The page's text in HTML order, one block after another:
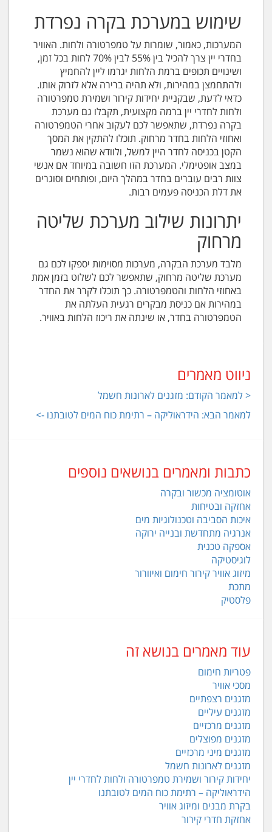
שימוש במערכת בקרה נפרדת
המערכות, כאמור, שומרות על טמפרטורה ולחות. האוויר
בחדרי יין צרך להכיל בין 55% לבין 70% לחות בכל זמן,
ושינויים תכופים ברמת הלחות יגרמו ליין להחמיץ
ולהתחמצן במהירות, ולא תהיה ברירה אלא לזרוק אותו.
כדאי לדעת, שבקניית יחידות קירור ושמירת טמפרטורה
ולחות לחדרי יין ברמה מקצועית, תקבלו גם מערכת
בקרה נפרדת, שתאפשר לכם לעקוב אחרי הטמפרטורה
ואחוזי הלחות בחדר מרחוק. תוכלו להתקין את המסך
הקטן בכניסה לחדר היין למשל, ולוודא שהוא נשמר
במצב אופטימלי. המערכת הזו חשובה במיוחד אם אנשי
צוות רבים עוברים בחדר במהלך היום, ופותחים וסוגרים
את דלת הכניסה פעמים רבות.
יתרונות שילוב מערכת שליטה
מרחוק
מלבד מערכת הבקרה, מערכות מסוימות יספקו לכם גם
מערכת שליטה מרחוק, שתאפשר לכם לשלוט בזמן אמת
באחוזי הלחות והטמפרטורה. כך תוכלו לקרר את החדר
במהירות אם כניסת מבקרים רגעית העלתה את
הטמפרטורה בחדר, או שינתה את ריכוז הלחות באוויר.
ניווט מאמרים
< למאמר הקודם: מזגנים לארונות חשמל
למאמר הבא: הידראוליקה – רתימת כוח המים לטובתנו ->
כתבות ומאמרים בנושאים נוספים
אוטומציה מכשור ובקרה
אחזקה ובטיחות
איכות הסביבה וטכנולוגיות מים
אנרגיה מתחדשת ובנייה ירוקה
אספקה טכנית
לוגיסטיקה
מיזוג אוויר קירור חימום ואיוורור
מתכת
פלסטיק
עוד מאמרים בנושא זה
פטריות חימום
מסכי אוויר
מזגנים רצפתיים
מזגנים עיליים
מזגנים מרכזיים
מזגנים מפוצלים
מזגנים מיני מרכזיים
מזגנים לארונות חשמל
יחידות קירור ושמירת טמפרטורה ולחות לחדרי יין
הידראוליקה – רתימת כוח המים לטובתנו
בקרת מבנים ומיזוג אוויר
אחזקת חדרי קירור